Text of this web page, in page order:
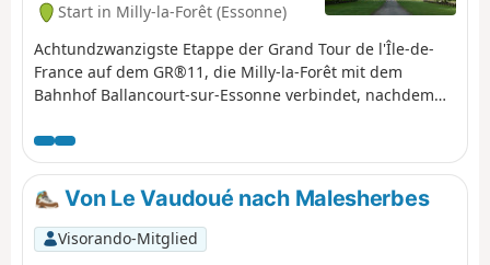
Start in Milly-la-Forêt (Essonne)
Achtundzwanzigste Etappe der Grand Tour de l'Île-de-
France auf dem GR®11, die Milly-la-Forêt mit dem
Bahnhof Ballancourt-sur-Essonne verbindet, nachdem
Fortsetzung dervorherigen Etappe von Fontainebleau
aus konzipiert, nach einer Übernachtung vor Ort.Diese
Etappe beginnt im Tal der École mit seinem reichen
Kulturerbe: Milly-la-Forêt, Moigny-sur-École, Courances
und sein Schloss sowie Dannemois, das Claude François
so am Herzen lag. Sie führt weiter durch die Felder des
Von Le Vaudoué nach Malesherbes
Visorando-Mitglied